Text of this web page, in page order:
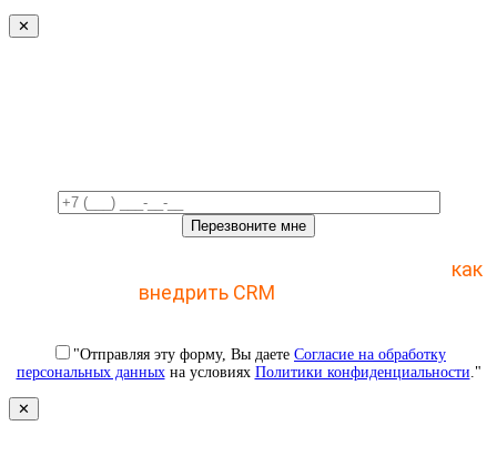
✕
как
внедрить CRM
"Отправляя эту форму, Вы даете Согласие на обработку
персональных данныхна условиях Политики конфиденциальности."
✕